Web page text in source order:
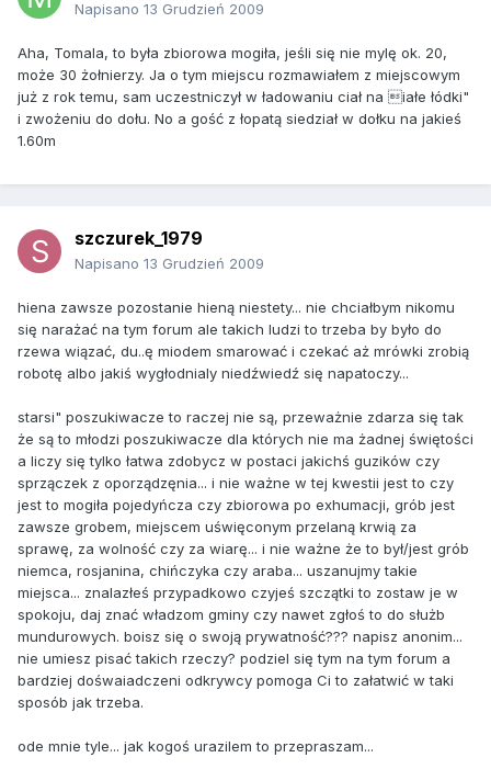
Napisano 13 Grudzień 2009
Aha, Tomala, to była zbiorowa mogiła, jeśli się nie mylę ok. 20,
może 30 żołnierzy. Ja o tym miejscu rozmawiałem z miejscowym
już z rok temu, sam uczestniczył w ładowaniu ciał na iałe łódki"
i zwożeniu do dołu. No a gość z łopatą siedział w dołku na jakieś
1.60m
szczurek_1979
Napisano 13 Grudzień 2009
hiena zawsze pozostanie hieną niestety... nie chciałbym nikomu
się narażać na tym forum ale takich ludzi to trzeba by było do
rzewa wiązać, du..ę miodem smarować i czekać aż mrówki zrobią
robotę albo jakiś wygłodnialy niedźwiedź się napatoczy...
starsi" poszukiwacze to raczej nie są, przeważnie zdarza się tak
że są to młodzi poszukiwacze dla których nie ma żadnej świętości
a liczy się tylko łatwa zdobycz w postaci jakichś guzików czy
sprzączek z oporządzęnia... i nie ważne w tej kwestii jest to czy
jest to mogiła pojedyńcza czy zbiorowa po exhumacji, grób jest
zawsze grobem, miejscem uświęconym przelaną krwią za
sprawę, za wolność czy za wiarę... i nie ważne że to był/jest grób
niemca, rosjanina, chińczyka czy araba... uszanujmy takie
miejsca... znalazłeś przypadkowo czyjeś szczątki to zostaw je w
spokoju, daj znać władzom gminy czy nawet zgłoś to do służb
mundurowych. boisz się o swoją prywatność??? napisz anonim...
nie umiesz pisać takich rzeczy? podziel się tym na tym forum a
bardziej dośwaiadczeni odkrywcy pomoga Ci to załatwić w taki
sposób jak trzeba.
ode mnie tyle... jak kogoś urazilem to przepraszam...